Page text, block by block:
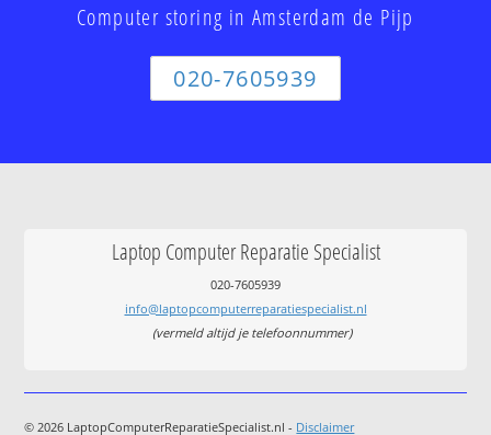
Computer storing in Amsterdam de Pijp
020-7605939
Laptop Computer Reparatie Specialist
020-7605939
info@laptopcomputerreparatiespecialist.nl
(vermeld altijd je telefoonnummer)
© 2026 LaptopComputerReparatieSpecialist.nl - Disclaimer